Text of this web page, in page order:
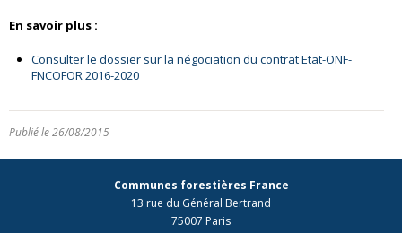
En savoir plus :
Consulter le dossier sur la négociation du contrat Etat-ONF-
FNCOFOR 2016-2020
Publié le 26/08/2015
Communes forestières France
13 rue du Général Bertrand
75007 Paris